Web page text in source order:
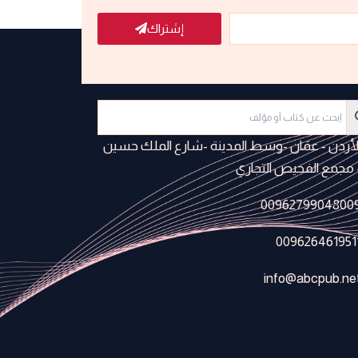
إشتراك
- عمَان -وسط المدينة -شارع الملك حسين
مجمع الفحيص التجاري